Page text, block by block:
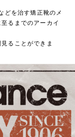
どを治す矯正靴のメ
るまでのアーカイ
ることができま